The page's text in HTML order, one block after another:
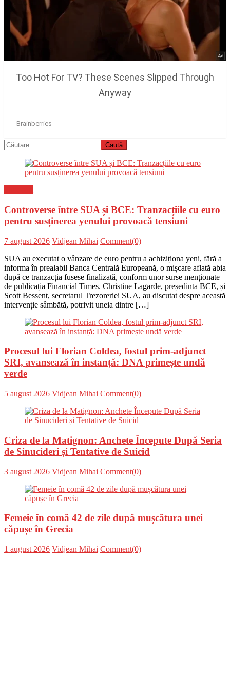
Caută
după:
Controverse între SUA și BCE: Tranzacțiile cu euro
pentru susținerea yenului provoacă tensiuni
Posted
7 august 2026 Author
Vidjean Mihai Comment(0)
SUA au executat o vânzare de euro pentru a achiziționa yeni, fără a
informa în prealabil Banca Centrală Europeană, o mișcare aflată abia
după ce tranzacția fusese finalizată, conform unor surse menționate
de publicația Financial Times. Christine Lagarde, președinta BCE, și
Scott Bessent, secretarul Trezoreriei SUA, au discutat despre această
intervenție sâmbătă, potrivit uneia dintre […]
Procesul lui Florian Coldea, fostul prim-adjunct
SRI, avansează în instanță: DNA primește undă
verde
Posted
5 august 2026 Author
Vidjean Mihai Comment(0)
Criza de la Matignon: Anchete Începute După Seria
de Sinucideri și Tentative de Suicid
Posted
3 august 2026 Author
Vidjean Mihai Comment(0)
Femeie în comă 42 de zile după mușcătura unei
căpușe în Grecia
Posted
1 august 2026 Author
Vidjean Mihai Comment(0)